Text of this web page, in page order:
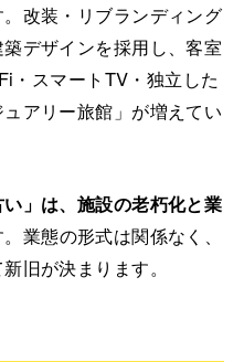
改装・リブランディング
デザインを採用し、客室
・スマートTV・独立した
アリー旅館」が増えてい
い」は、施設の老朽化と業
業態の形式は関係なく、
旧が決まります。